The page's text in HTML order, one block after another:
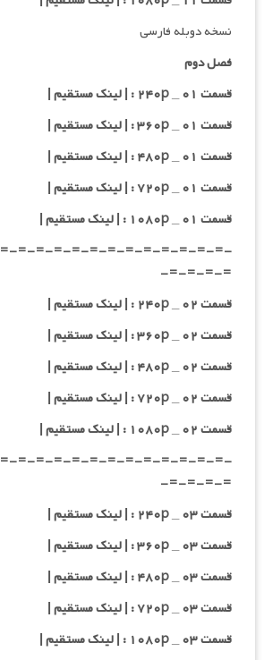
نسخه دوبله فارسی
فصل دوم
قسمت ۰۱ _ ۲۴۰p : | لینک مستقیم |
قسمت ۰۱ _ ۳۶۰p : | لینک مستقیم |
قسمت ۰۱ _ ۴۸۰p : | لینک مستقیم |
قسمت ۰۱ _ ۷۲۰p : | لینک مستقیم |
قسمت ۰۱ _ ۱۰۸۰p : | لینک مستقیم |
=-=-=-=-=-=-=-=-=-=-=-=-
=-=-=-=-
قسمت ۰۲ _ ۲۴۰p : | لینک مستقیم |
قسمت ۰۲ _ ۳۶۰p : | لینک مستقیم |
قسمت ۰۲ _ ۴۸۰p : | لینک مستقیم |
قسمت ۰۲ _ ۷۲۰p : | لینک مستقیم |
قسمت ۰۲ _ ۱۰۸۰p : | لینک مستقیم |
=-=-=-=-=-=-=-=-=-=-=-=-
=-=-=-=-
قسمت ۰۳ _ ۲۴۰p : | لینک مستقیم |
قسمت ۰۳ _ ۳۶۰p : | لینک مستقیم |
قسمت ۰۳ _ ۴۸۰p : | لینک مستقیم |
قسمت ۰۳ _ ۷۲۰p : | لینک مستقیم |
قسمت ۰۳ _ ۱۰۸۰p : | لینک مستقیم |